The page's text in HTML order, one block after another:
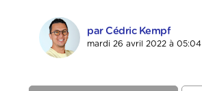
par Cédric Kempf
mardi 26 avril 2022 à 05:04